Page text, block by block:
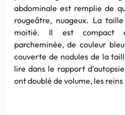
abdominale est remplie de
rougeâtre, nuageux. La
moitié. Il est compact
parcheminée, de couleur
couverte de nodules de la
lire dans le rapport
ont doublé de volume, les